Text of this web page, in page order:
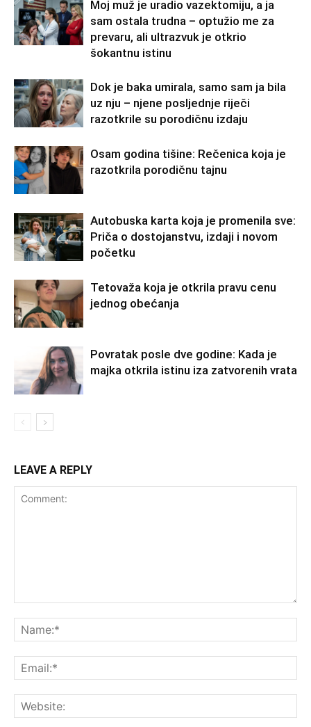
Moj muž je uradio vazektomiju, a ja
sam ostala trudna – optužio me za
prevaru, ali ultrazvuk je otkrio
šokantnu istinu
Dok je baka umirala, samo sam ja bila
uz nju – njene posljednje riječi
razotkrile su porodičnu izdaju
Osam godina tišine: Rečenica koja je
razotkrila porodičnu tajnu
Autobuska karta koja je promenila sve:
Priča o dostojanstvu, izdaji i novom
početku
Tetovaža koja je otkrila pravu cenu
jednog obećanja
Povratak posle dve godine: Kada je
majka otkrila istinu iza zatvorenih vrata
LEAVE A REPLY